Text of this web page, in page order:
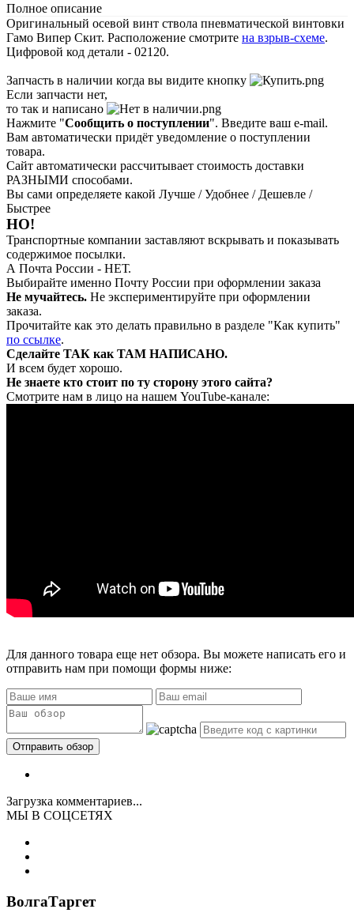
Полное описание
Оригинальный осевой винт ствола пневматической винтовки
Гамо Випер Скит. Расположение смотрите на взрыв-схеме.
Цифровой код детали - 02120.
Запчасть в наличии когда вы видите кнопку
Если запчасти нет,
то так и написано
Нажмите "Сообщить о поступлении". Введите ваш e-mail.
Вам автоматически придёт уведомление о поступлении
товара.
Сайт автоматически рассчитывает стоимость доставки
РАЗНЫМИ способами.
Вы сами определяете какой Лучше / Удобнее / Дешевле /
Быстрее
НО!
Транспортные компании заставляют вскрывать и показывать
содержимое посылки.
А Почта России - НЕТ.
Выбирайте именно Почту России при оформлении заказа
Не мучайтесь. Не экспериментируйте при оформлении
заказа.
Прочитайте как это делать правильно в разделе "Как купить"
по ссылке.
Сделайте ТАК как ТАМ НАПИСАНО.
И всем будет хорошо.
Не знаете кто стоит по ту сторону этого сайта?
Смотрите нам в лицо на нашем YouTube-канале:
Для данного товара еще нет обзора. Вы можете написать его и
отправить нам при помощи формы ниже:
Загрузка комментариев...
МЫ В СОЦСЕТЯХ
ВолгаТаргет